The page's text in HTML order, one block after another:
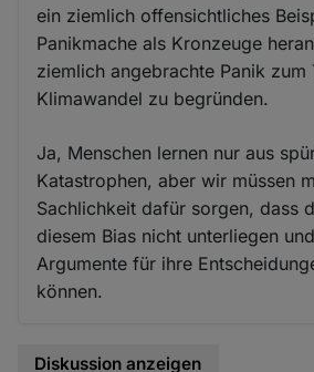
ein ziemlich offensichtliches
Panikmache als Kronzeuge
ziemlich angebrachte Panik zum
Klimawandel zu begründen.
Ja, Menschen lernen nur aus
Katastrophen, aber wir müssen
Sachlichkeit dafür sorgen, dass
diesem Bias nicht unterliegen
Argumente für ihre
können.
Diskussion anzeigen